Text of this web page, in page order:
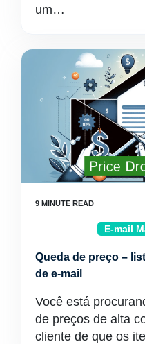
um…
E-mail
Queda de preço –
de e-mail
Você está
de preços de alta
cliente de que os